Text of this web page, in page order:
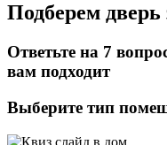
Подберем дверь
Ответьте на 7
вам подходит
Выберите тип